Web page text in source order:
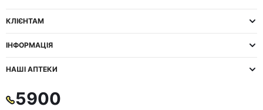
КЛІЄНТАМ
ІНФОРМАЦІЯ
НАШІ АПТЕКИ
5900